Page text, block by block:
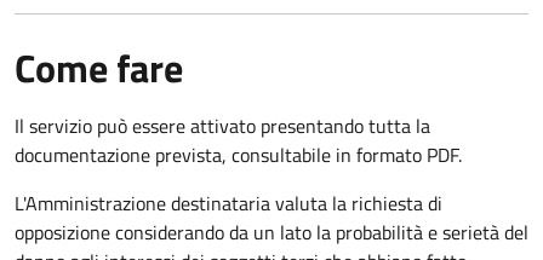
Come fare
Il servizio può essere attivato presentando tutta la
documentazione prevista, consultabile in formato PDF.
L'Amministrazione destinataria valuta la richiesta di
opposizione considerando da un lato la probabilità e serietà del